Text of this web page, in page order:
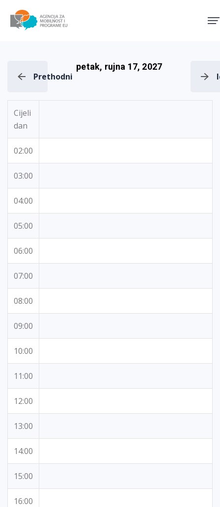
Prethodni
petak, rujna 17, 2027
Cijeli
dan
02:00
03:00
04:00
05:00
06:00
07:00
08:00
09:00
10:00
11:00
12:00
13:00
14:00
15:00
16:00